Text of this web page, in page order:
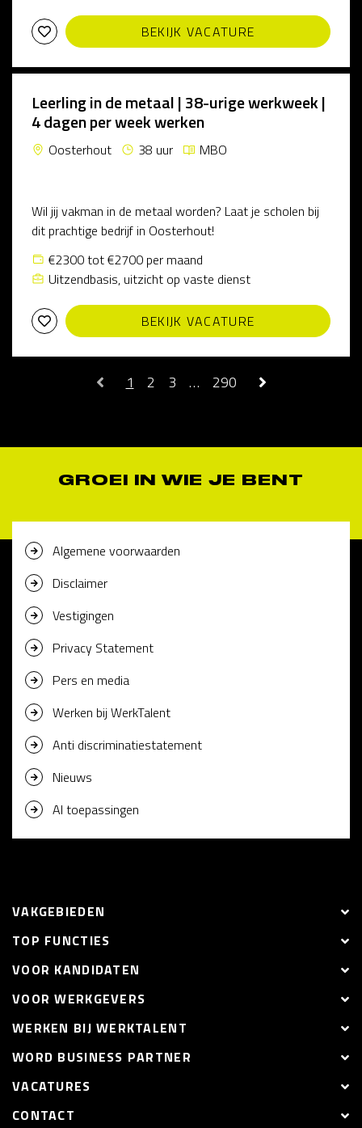
BEKIJK VACATURE
Leerling in de metaal | 38-urige werkweek |
4 dagen per week werken
Oosterhout 38 uur MBO
Wil jij vakman in de metaal worden? Laat je scholen bij
dit prachtige bedrijf in Oosterhout!
€2300 tot €2700 per maand
Uitzendbasis, uitzicht op vaste dienst
BEKIJK VACATURE
1 2 3 … 290
GROEI IN WIE JE BENT
Algemene voorwaarden
Disclaimer
Vestigingen
Privacy Statement
Pers en media
Werken bij WerkTalent
Anti discriminatiestatement
Nieuws
AI toepassingen
VAKGEBIEDEN
TOP FUNCTIES
VOOR KANDIDATEN
VOOR WERKGEVERS
WERKEN BIJ WERKTALENT
WORD BUSINESS PARTNER
VACATURES
CONTACT